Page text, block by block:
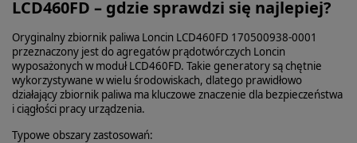
LCD460FD – gdzie sprawdzi się najlepiej?
Oryginalny zbiornik paliwa Loncin LCD460FD 170500938-0001
przeznaczony jest do agregatów prądotwórczych Loncin
wyposażonych w moduł LCD460FD. Takie generatory są chętnie
wykorzystywane w wielu środowiskach, dlatego prawidłowo
działający zbiornik paliwa ma kluczowe znaczenie dla bezpieczeństwa
i ciągłości pracy urządzenia.
Typowe obszary zastosowań: